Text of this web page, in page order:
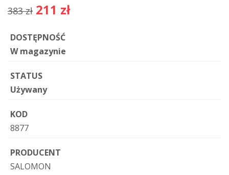
383 zł 211 zł
DOSTĘPNOŚĆ
W magazynie
STATUS
Używany
KOD
8877
PRODUCENT
SALOMON